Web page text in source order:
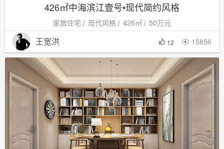
426㎡中海滨江壹号•现代简约风格
家居住宅 现代风格 426㎡ 50万元
王宽洪 12  15856